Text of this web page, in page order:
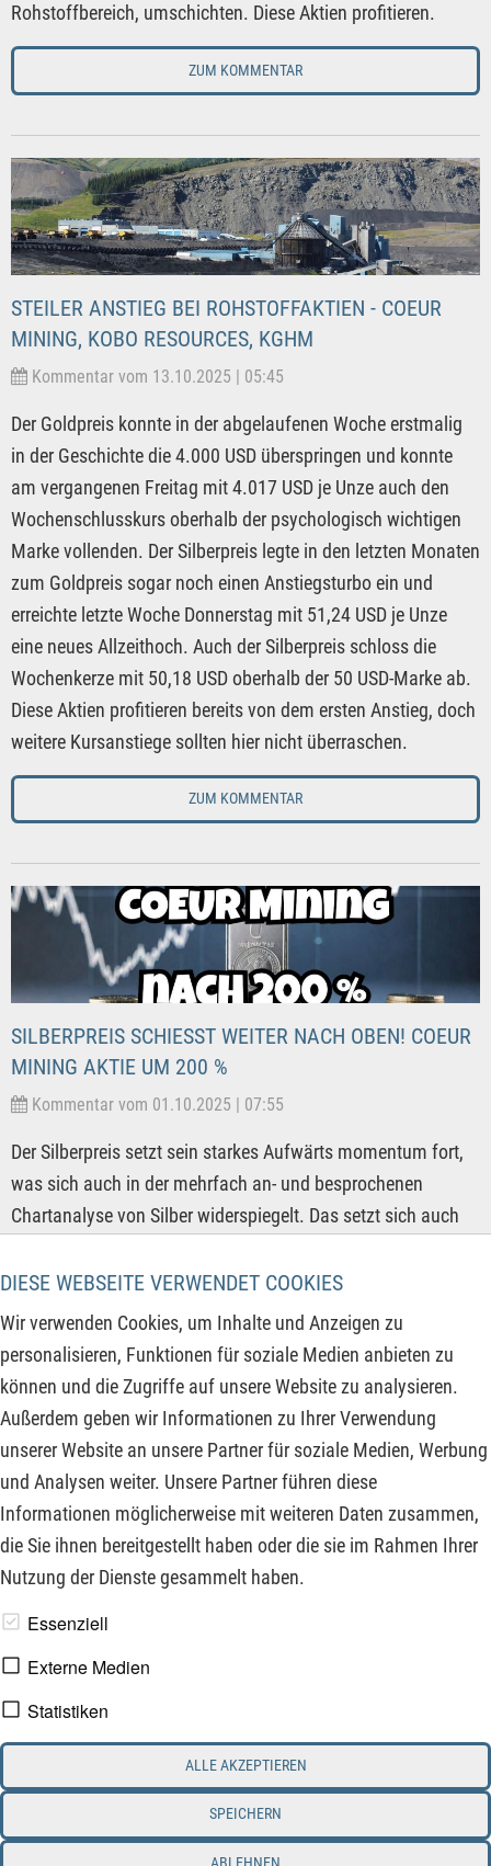
DIESE WEBSEITE VERWENDET COOKIES
Wir verwenden Cookies, um Inhalte und Anzeigen zu
personalisieren, Funktionen für soziale Medien anbieten zu
können und die Zugriffe auf unsere Website zu analysieren.
Außerdem geben wir Informationen zu Ihrer Verwendung
unserer Website an unsere Partner für soziale Medien, Werbung
und Analysen weiter. Unsere Partner führen diese
Informationen möglicherweise mit weiteren Daten zusammen,
die Sie ihnen bereitgestellt haben oder die sie im Rahmen Ihrer
Nutzung der Dienste gesammelt haben.
Essenziell
Externe Medien
Statistiken
ALLE AKZEPTIEREN
SPEICHERN
Rohstoffbereich, umschichten. Diese Aktien profitieren.
ZUM KOMMENTAR
STEILER ANSTIEG BEI ROHSTOFFAKTIEN - COEUR
MINING, KOBO RESOURCES, KGHM
Kommentar vom 13.10.2025 | 05:45
Der Goldpreis konnte in der abgelaufenen Woche erstmalig
in der Geschichte die 4.000 USD überspringen und konnte
am vergangenen Freitag mit 4.017 USD je Unze auch den
Wochenschlusskurs oberhalb der psychologisch wichtigen
Marke vollenden. Der Silberpreis legte in den letzten Monaten
zum Goldpreis sogar noch einen Anstiegsturbo ein und
erreichte letzte Woche Donnerstag mit 51,24 USD je Unze
eine neues Allzeithoch. Auch der Silberpreis schloss die
Wochenkerze mit 50,18 USD oberhalb der 50 USD-Marke ab.
Diese Aktien profitieren bereits von dem ersten Anstieg, doch
weitere Kursanstiege sollten hier nicht überraschen.
ZUM KOMMENTAR
SILBERPREIS SCHIESST WEITER NACH OBEN! COEUR M
INING AKTIE UM 200 %
Kommentar vom 01.10.2025 | 07:55
Der Silberpreis setzt sein starkes Aufwärts momentum fort,
was sich auch in der mehrfach an- und besprochenen
Chartanalyse von Silber widerspiegelt. Das setzt sich auch
bis 200 % Kursanstieg in den letzten beiden Monaten nicht
die Ausnahmen sondern die Regel waren. Ein in den letzten
Jahren deutlich gewachsener Silberproduzent wollen wir
heute besprechen, der durch organisches Wachstum aber
auch durch Übernahmen sich nach und nach von der Top 10
in die Top 5 der größten Silberproduzenten in den nächsten
Quartalen hoch arbeiten wird.
www.derfinanzinvestor.de - © 2026 - Die Publikation für
Datenschutz
Interessenskonflikt & Risikohinweis
Nutzungsbedingungen